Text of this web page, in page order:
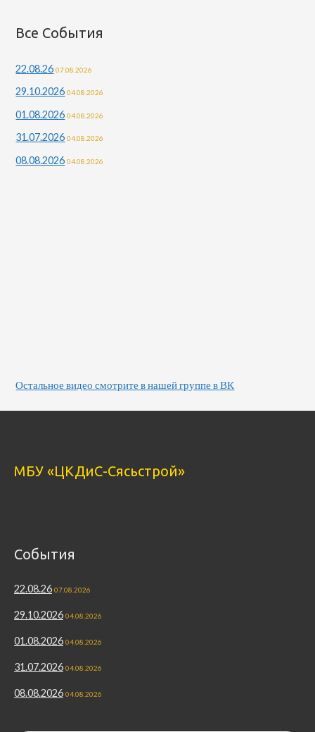
т
:
Все События
22.08.26 07.08.2026
29.10.2026 04.08.2026
01.08.2026 04.08.2026
31.07.2026 04.08.2026
08.08.2026 04.08.2026
Остальное видео смотрите в нашей группе в ВК
МБУ «ЦКДиС-Сясьстрой»
События
22.08.26 07.08.2026
29.10.2026 04.08.2026
01.08.2026 04.08.2026
31.07.2026 04.08.2026
08.08.2026 04.08.2026